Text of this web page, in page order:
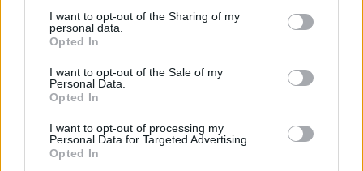
I want to opt-out of the Sharing of my
personal data.
Opted In
I want to opt-out of the Sale of my
Personal Data.
Opted In
I want to opt-out of processing my
Personal Data for Targeted Advertising.
Opted In
#HONT ANDRÁS
#CEGLÉDI ZOLTÁN
#SCHIFFER ANDRÁS
#BALOGH GÁBOR